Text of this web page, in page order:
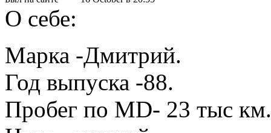
О себе:
Марка -Дмитрий.
Год выпуска -88.
Пробег по MD- 23 тыс км.